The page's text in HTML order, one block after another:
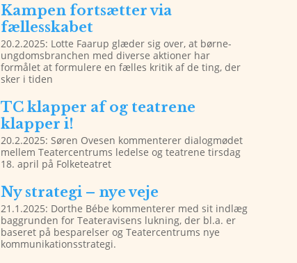
Kampen fortsætter via
fællesskabet
20.2.2025: Lotte Faarup glæder sig over, at børne-
ungdomsbranchen med diverse aktioner har
formålet at formulere en fælles kritik af de ting, der
sker i tiden
TC klapper af og teatrene
klapper i!
20.2.2025: Søren Ovesen kommenterer dialogmødet
mellem Teatercentrums ledelse og teatrene tirsdag
18. april på Folketeatret
Ny strategi – nye veje
21.1.2025: Dorthe Bébe kommenterer med sit indlæg
baggrunden for Teateravisens lukning, der bl.a. er
baseret på besparelser og Teatercentrums nye
kommunikationsstrategi.